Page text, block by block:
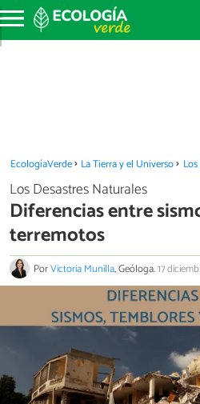
EcologíaVerde La Tierra y el Universo
Los Desastres Naturales
Diferencias entre
terremotos
PorVictoria Munilla, Geóloga.17